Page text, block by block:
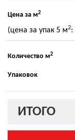
Цена за м2
(цена за упак 5 м2:
Количество м2
Упаковок
ИТОГО